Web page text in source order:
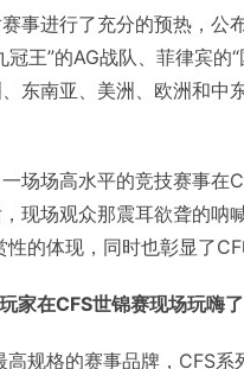
事进行了充分的预热，公
王”的AG战队、菲律宾的
东南亚、美洲、欧洲和中
场场高水平的竞技赛事在
现场观众那震耳欲聋的呐
的体现，同时也彰显了
家在CFS世锦赛现场玩嗨了
规格的赛事品牌，CFS